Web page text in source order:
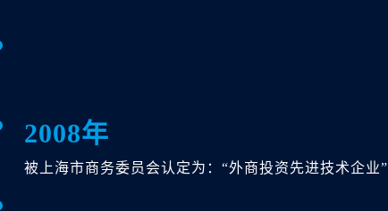
2008年
被上海市商务委员会认定为：“外商投资先进技术企业”